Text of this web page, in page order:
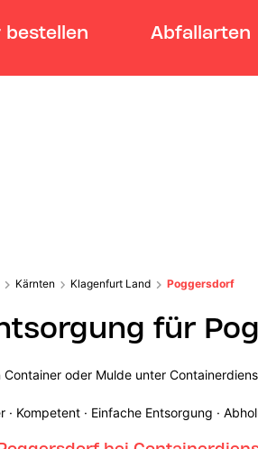
bestellen Abfallarten
Kärnten Klagenfurt Land Poggersdorf
für
Container oder Mulde unter
Kompetent · Einfache Entsorgung ·